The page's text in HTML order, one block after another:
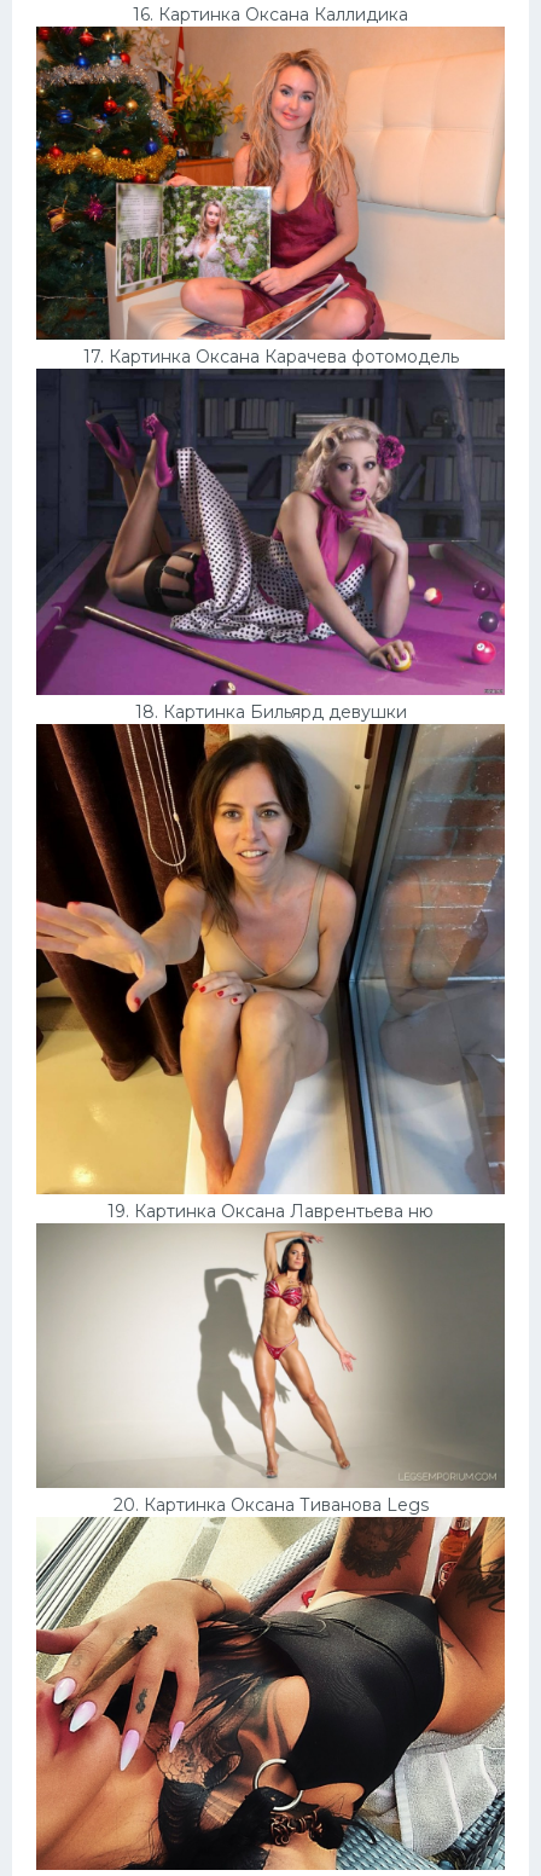
16. Картинка Оксана Каллидика
17. Картинка Оксана Карачева фотомодель
18. Картинка Бильярд девушки
19. Картинка Оксана Лаврентьева ню
20. Картинка Оксана Тиванова Legs